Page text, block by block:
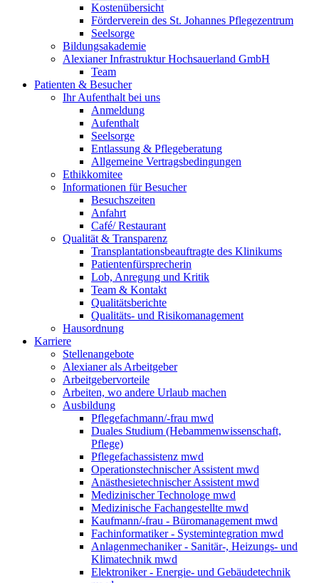
Kostenübersicht
Förderverein des St. Johannes Pflegezentrum
Seelsorge
Bildungsakademie
Alexianer Infrastruktur Hochsauerland GmbH
Team
Patienten & Besucher
Ihr Aufenthalt bei uns
Anmeldung
Aufenthalt
Seelsorge
Entlassung & Pflegeberatung
Allgemeine Vertragsbedingungen
Ethikkomitee
Informationen für Besucher
Besuchszeiten
Anfahrt
Café/ Restaurant
Qualität & Transparenz
Transplantationsbeauftragte des Klinikums
Patientenfürsprecherin
Lob, Anregung und Kritik
Team & Kontakt
Qualitätsberichte
Qualitäts- und Risikomanagement
Hausordnung
Karriere
Stellenangebote
Alexianer als Arbeitgeber
Arbeitgebervorteile
Arbeiten, wo andere Urlaub machen
Ausbildung
Pflegefachmann/-frau mwd
Duales Studium (Hebammenwissenschaft,
Pflege)
Pflegefachassistenz mwd
Operationstechnischer Assistent mwd
Anästhesietechnischer Assistent mwd
Medizinischer Technologe mwd
Medizinische Fachangestellte mwd
Kaufmann/-frau - Büromanagement mwd
Fachinformatiker - Systemintegration mwd
Anlagenmechaniker - Sanitär-, Heizungs- und
Klimatechnik mwd
Elektroniker - Energie- und Gebäudetechnik